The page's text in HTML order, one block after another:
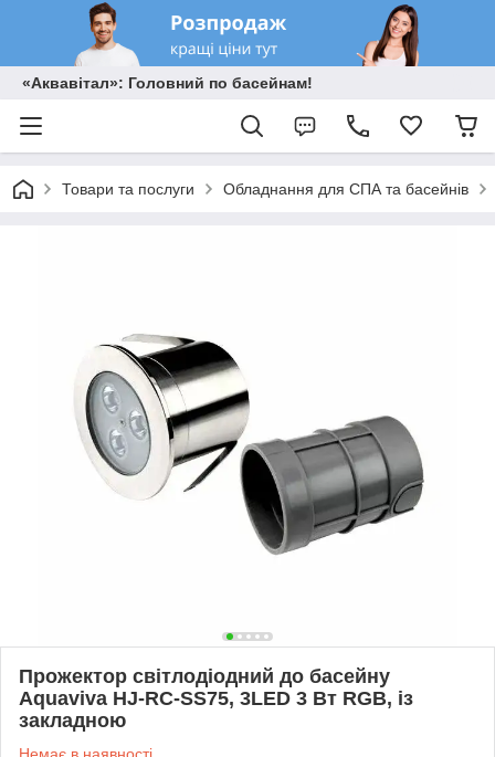
«Аквавітал»: Головний по басейнам!
Товари та послуги Обладнання для СПА та басейнів
Прожектор світлодіодний до басейну
Aquaviva HJ-RC-SS75, 3LED 3 Вт RGB, із
закладною
Немає в наявності